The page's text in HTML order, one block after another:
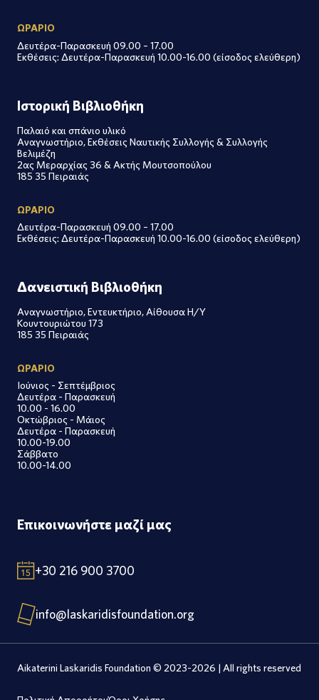
ΩΡΑΡΙΟ
Δευτέρα-Παρασκευή 09.00 – 17.00
Εκθέσεις: Δευτέρα-Παρασκευή 10.00-16.00 (είσοδος ελεύθερη)
Ιστορική Βιβλιοθήκη
Παλαιό και σπάνιο υλικό
Αναγνωστήριο, Εκθέσεις Ναυτικής Συλλογής & Συλλογής
Βελιμέζη
2ας Μεραρχίας 36 & Ακτής Μουτσοπούλου
185 35 Πειραιάς
ΩΡΑΡΙΟ
Δευτέρα-Παρασκευή 09.00 – 17.00
Εκθέσεις: Δευτέρα-Παρασκευή 10.00-16.00 (είσοδος ελεύθερη)
Δανειστική Βιβλιοθήκη
Αναγνωστήριο, Εντευκτήριο, Αίθουσα Η/Υ
Κουντουριώτου 173
185 35 Πειραιάς
ΩΡΑΡΙΟ
Ιούνιος - Σεπτέμβριος
Δευτέρα - Παρασκευή
10.00 - 16.00
Οκτώβριος - Μάιος
Δευτέρα - Παρασκευή
10.00-19.00
Σάββατο
10.00-14.00
Επικοινωνήστε μαζί μας
+30 216 900 3700
info@laskaridisfoundation.org
Aikaterini Laskaridis Foundation © 2023-2026 | All rights reserved